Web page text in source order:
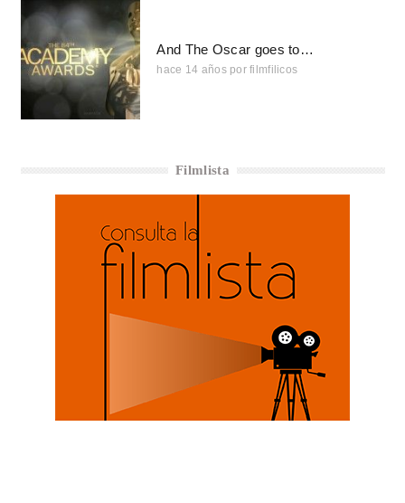
And The Oscar goes to…
hace 14 años por filmfilicos
Filmlista